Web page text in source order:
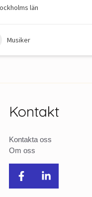
län
Musiker
Kontakt
Kontakta oss
Om oss